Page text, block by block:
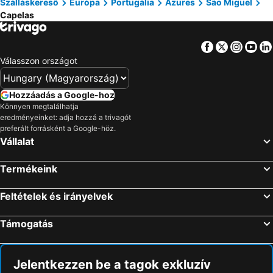
Portimão, Algarve Szállás
Porto, Észak-Portugália Szállás
Sâo Vicente, Madeira Szállás
Albufeira, Algarve Szállás
Faro, Algarve Szállás
Szálláskereső Európa Portugália Azures
São Miguel
Capelas
Facebook
Twitter
Válasszon országot
Hozzáadás a Google-hoz
Könnyen megtalálhatja
eredményeinket: adja hozzá a trivagót
preferált forrásként a Google-höz.
Vállalat
Termékeink
Feltételek és irányelvek
Támogatás
Jelentkezzen be a tagok exkluzív